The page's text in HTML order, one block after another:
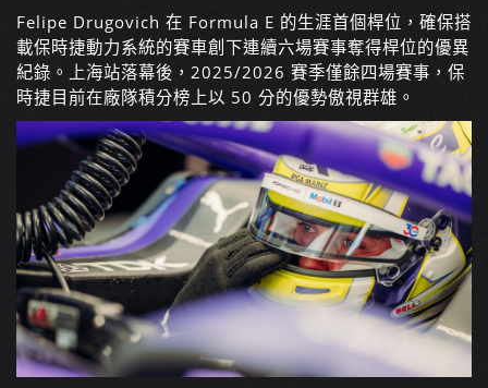
Felipe Drugovich 在 Formula E 的生涯首個桿位，確保搭
載保時捷動力系統的賽車創下連續六場賽事奪得桿位的優異
紀錄。上海站落幕後，2025/2026 賽季僅餘四場賽事，保
時捷目前在廠隊積分榜上以 50 分的優勢傲視群雄。